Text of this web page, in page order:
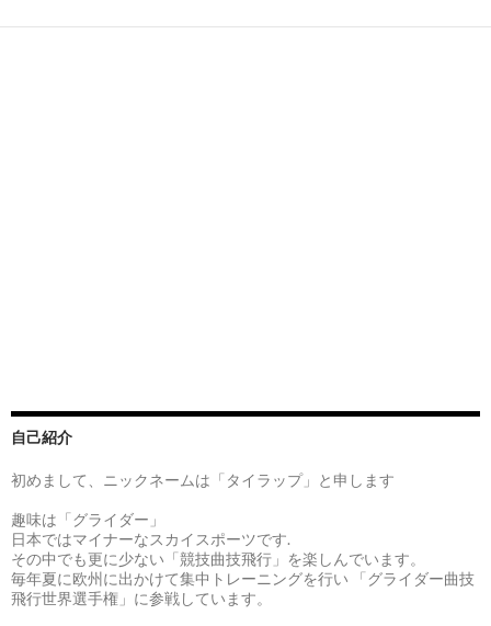
自己紹介
初めまして、ニックネームは「タイラップ」と申します
趣味は「グライダー」
日本ではマイナーなスカイスポーツです.
その中でも更に少ない「競技曲技飛行」を楽しんでいます。
毎年夏に欧州に出かけて集中トレーニングを行い 「グライダー曲技
飛行世界選手権」に参戦しています。